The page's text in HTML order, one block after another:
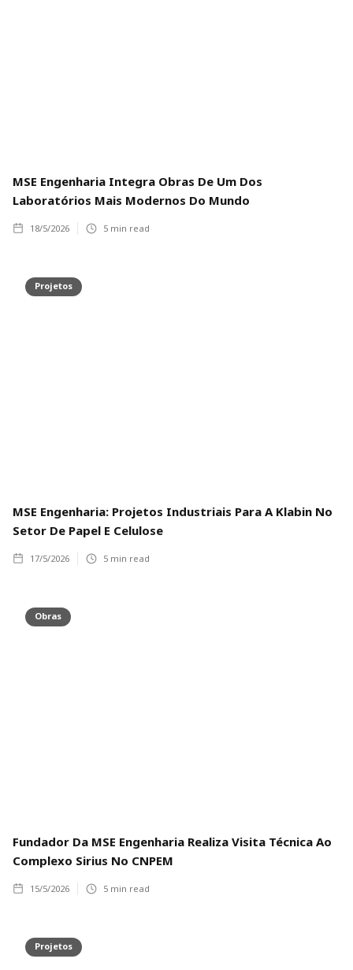
MSE Engenharia Integra Obras De Um Dos
Laboratórios Mais Modernos Do Mundo
18/5/2026 5 min read
Projetos
MSE Engenharia: Projetos Industriais Para A Klabin No
Setor De Papel E Celulose
17/5/2026 5 min read
Obras
Fundador Da MSE Engenharia Realiza Visita Técnica Ao
Complexo Sirius No CNPEM
15/5/2026 5 min read
Projetos